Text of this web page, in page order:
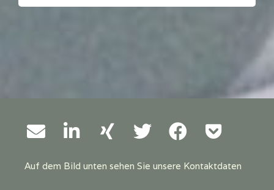
Auf dem Bild unten sehen Sie unsere Kontaktdaten